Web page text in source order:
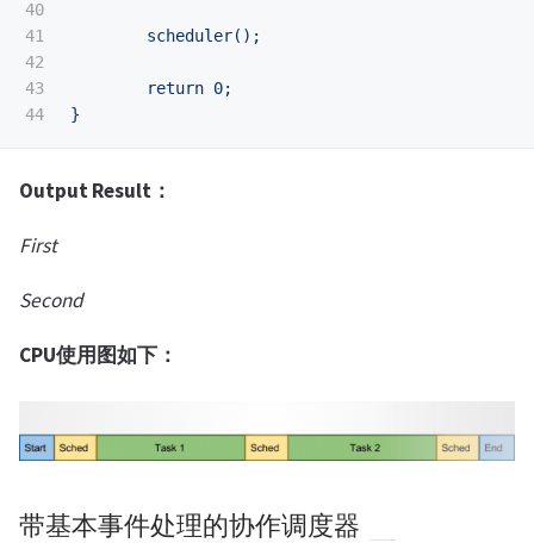
40
41
42
43
	scheduler();
	return 0;
}
Output Result：
First
Second
CPU使用图如下：
带基本事件处理的协作调度器